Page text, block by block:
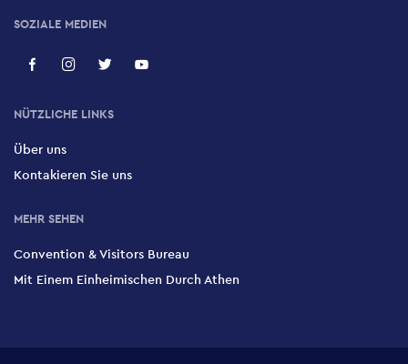
SOZIALE MEDIEN
NÜTZLICHE LINKS
Über uns
Kontakieren Sie uns
MEHR SEHEN
Convention & Visitors Bureau
Mit Einem Einheimischen Durch Athen